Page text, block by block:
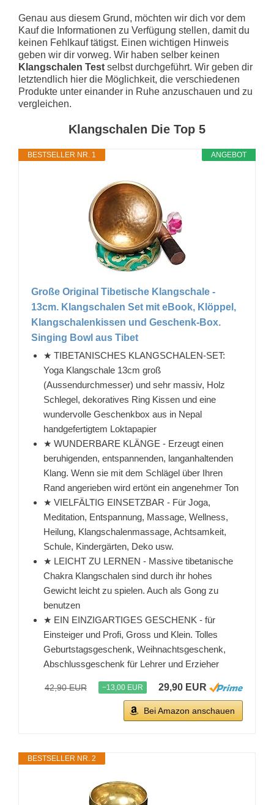
Genau aus diesem Grund, möchten wir dich vor dem
Kauf die Informationen zu Verfügung stellen, damit du
keinen Fehlkauf tätigst. Einen wichtigen Hinweis
geben wir dir vorweg. Wir haben selber keinen
Klangschalen Test selbst durchgeführt. Wir geben dir
letztendlich hier die Möglichkeit, die verschiedenen
Produkte unter einander in Ruhe anzuschauen und zu
vergleichen.
Klangschalen Die Top 5
ANGEBOT
BESTSELLER NR. 1
Große Original Tibetische Klangschale -
13cm. Klangschalen Set mit eBook, Klöppel,
Klangschalenkissen und Geschenk-Box.
Singing Bowl aus Tibet
★ TIBETANISCHES KLANGSCHALEN-SET:
Yoga Klangschale 13cm groß
(Aussendurchmesser) und sehr massiv, Holz
Schlegel, dekoratives Ring Kissen und eine
wundervolle Geschenkbox aus in Nepal
handgefertigtem Loktapapier
★ WUNDERBARE KLÄNGE - Erzeugt einen
beruhigenden, entspannenden, langanhaltenden
Klang. Wenn sie mit dem Schlägel über Ihren
Rand angerieben wird ertönt ein angenehmer Ton
★ VIELFÄLTIG EINSETZBAR - Für Joga,
Meditation, Entspannung, Massage, Wellness,
Heilung, Klangschalenmassage, Achtsamkeit,
Schule, Kindergärten, Deko usw.
★ LEICHT ZU LERNEN - Massive tibetanische
Chakra Klangschalen sind durch ihr hohes
Gewicht leicht zu spielen. Auch als Gong zu
benutzen
★ EIN EINZIGARTIGES GESCHENK - für
Einsteiger und Profi, Gross und Klein. Tolles
Geburtstagsgeschenk, Weihnachtsgeschenk,
Abschlussgeschenk für Lehrer und Erzieher
42,90 EUR −13,00 EUR 29,90 EUR
Bei Amazon anschauen
BESTSELLER NR. 2